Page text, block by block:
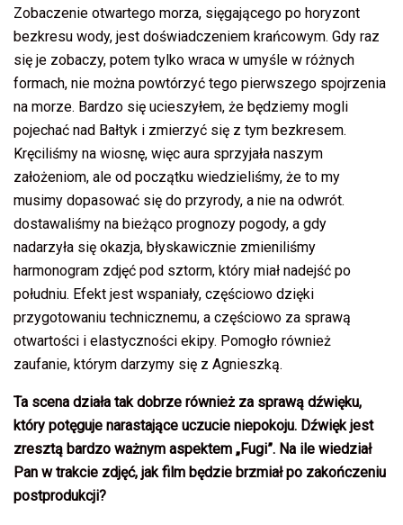
Zobaczenie otwartego morza, sięgającego po horyzont
bezkresu wody, jest doświadczeniem krańcowym. Gdy raz
się je zobaczy, potem tylko wraca w umyśle w różnych
formach, nie można powtórzyć tego pierwszego spojrzenia
na morze. Bardzo się ucieszyłem, że będziemy mogli
pojechać nad Bałtyk i zmierzyć się z tym bezkresem.
Kręciliśmy na wiosnę, więc aura sprzyjała naszym
założeniom, ale od początku wiedzieliśmy, że to my
musimy dopasować się do przyrody, a nie na odwrót.
dostawaliśmy na bieżąco prognozy pogody, a gdy
nadarzyła się okazja, błyskawicznie zmieniliśmy
harmonogram zdjęć pod sztorm, który miał nadejść po
południu. Efekt jest wspaniały, częściowo dzięki
przygotowaniu technicznemu, a częściowo za sprawą
otwartości i elastyczności ekipy. Pomogło również
zaufanie, którym darzymy się z Agnieszką.
Ta scena działa tak dobrze również za sprawą dźwięku,
który potęguje narastające uczucie niepokoju. Dźwięk jest
zresztą bardzo ważnym aspektem „Fugi”. Na ile wiedział
Pan w trakcie zdjęć, jak film będzie brzmiał po zakończeniu
postprodukcji?